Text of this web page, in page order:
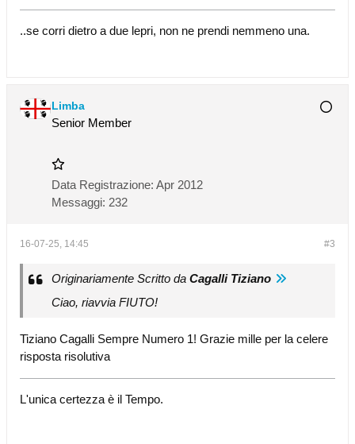
..se corri dietro a due lepri, non ne prendi nemmeno una.
Limba
Senior Member
Data Registrazione: Apr 2012
Messaggi: 232
#3
16-07-25, 14:45
Originariamente Scritto da Cagalli Tiziano
Ciao, riavvia FIUTO!
Tiziano Cagalli Sempre Numero 1! Grazie mille per la celere
risposta risolutiva
L'unica certezza è il Tempo.